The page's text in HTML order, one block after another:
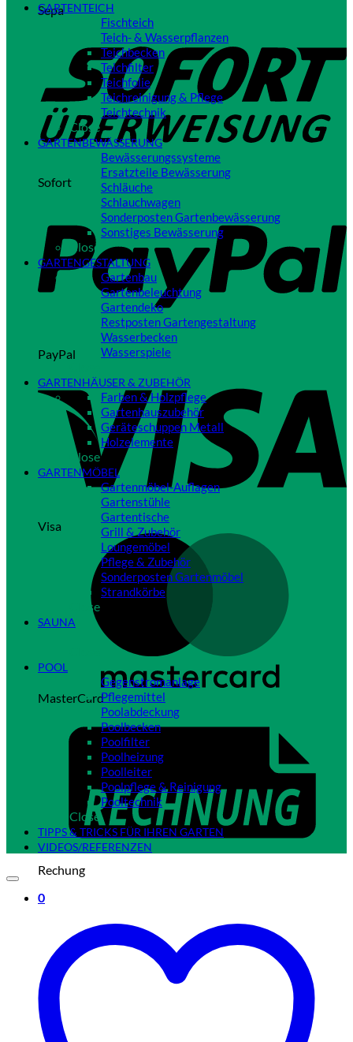
Sepa
Sofort
PayPal
Visa
MasterCard
Rechung
0
GARTENTEICH
Fischteich
Teich- & Wasserpflanzen
Teichbecken
Teichfilter
Teichfolie
Teichreinigung & Pflege
Teichtechnik
Close
GARTENBEWÄSSERUNG
Bewässerungssysteme
Ersatzteile Bewässerung
Schläuche
Schlauchwagen
Sonderposten Gartenbewässerung
Sonstiges Bewässerung
Close
GARTENGESTALTUNG
Gartenbau
Gartenbeleuchtung
Gartendeko
Restposten Gartengestaltung
Wasserbecken
Wasserspiele
GARTENHÄUSER & ZUBEHÖR
Farben & Holzpflege
Gartenhauszubehör
Geräteschuppen Metall
Holzelemente
Close
GARTENMÖBEL
Gartenmöbel-Auflagen
Gartenstühle
Gartentische
Grill & Zubehör
Loungemöbel
Pflege & Zubehör
Sonderposten Gartenmöbel
Strandkörbe
Close
SAUNA
POOL
Gegenstromanlage
Pflegemittel
Poolabdeckung
Poolbecken
Poolfilter
Poolheizung
Poolleiter
Poolpflege & Reinigung
Pooltechnik
Close
TIPPS & TRICKS FÜR IHREN GARTEN
VIDEOS/REFERENZEN